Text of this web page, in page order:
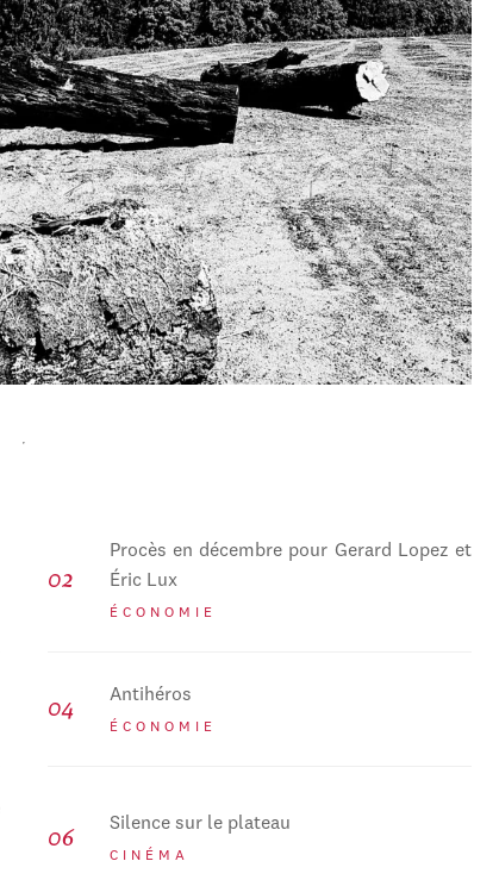
Procès en décembre pour Gerard Lopez et
Éric Lux
ÉCONOMIE
Antihéros
ÉCONOMIE
Silence sur le plateau
CINÉMA